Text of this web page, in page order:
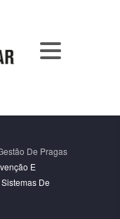
De Pragas
E
De